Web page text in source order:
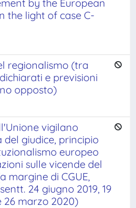
by the European
the light of case C-
regionalismo (tra
e previsioni
opposto)
vigilano
giudice, principio
europeo
sulle vicende del
margine di CGUE,
24 giugno 2019, 19
26 marzo 2020)